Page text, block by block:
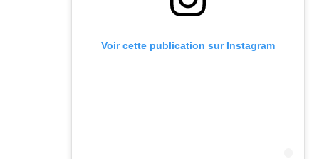
Voir cette publication sur Instagram